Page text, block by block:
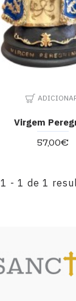
Virgem
57,00€
1 - 1 de 1